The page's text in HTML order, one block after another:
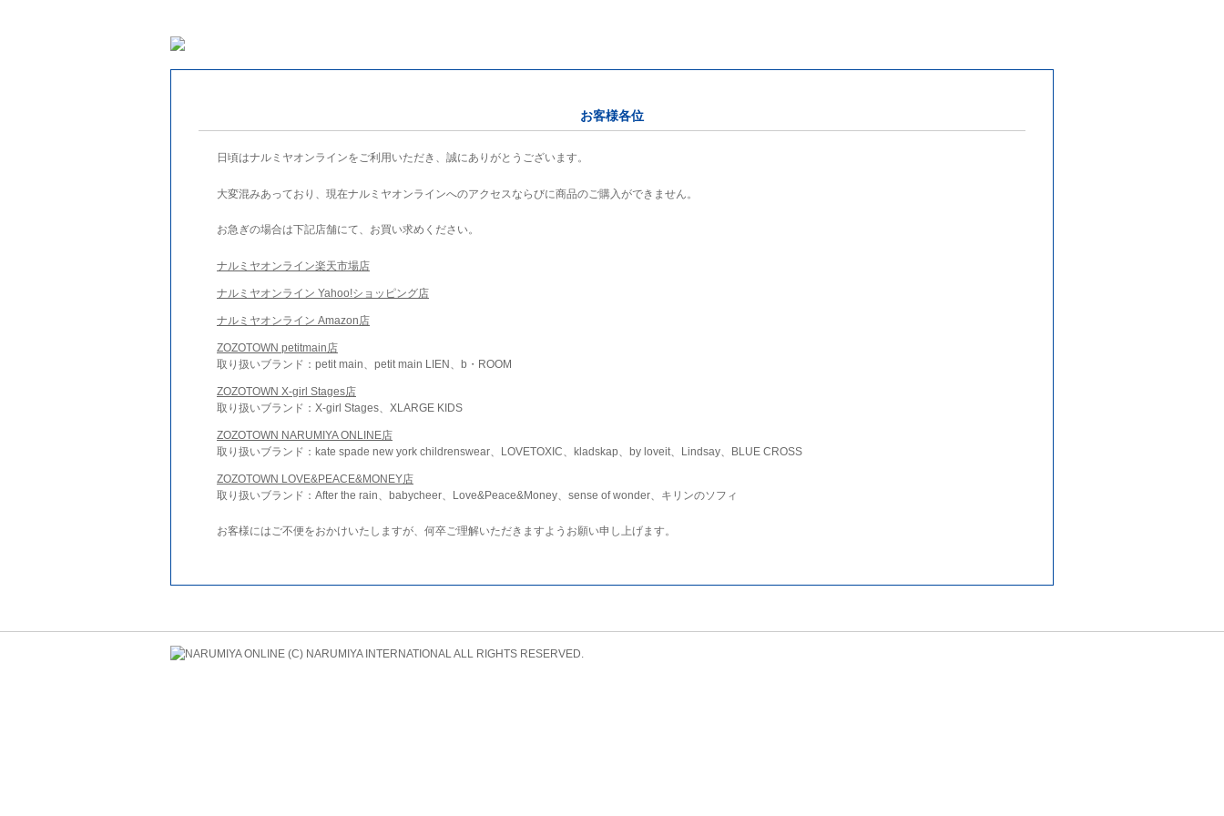
お客様各位
日頃はナルミヤオンラインをご利用いただき、誠にありがとうございます。
大変混みあっており、現在ナルミヤオンラインへのアクセスならびに商品のご購入ができません。
お急ぎの場合は下記店舗にて、お買い求めください。
ナルミヤオンライン楽天市場店
ナルミヤオンライン Yahoo!ショッピング店
ナルミヤオンライン Amazon店
ZOZOTOWN petitmain店
取り扱いブランド：petit main、petit main LIEN、b・ROOM
ZOZOTOWN X-girl Stages店
取り扱いブランド：X-girl Stages、XLARGE KIDS
ZOZOTOWN NARUMIYA ONLINE店
取り扱いブランド：kate spade new york childrenswear、LOVETOXIC、kladskap、by loveit、Lindsay、BLUE CROSS
ZOZOTOWN LOVE&PEACE&MONEY店
取り扱いブランド：After the rain、babycheer、Love&Peace&Money、sense of wonder、キリンのソフィ
お客様にはご不便をおかけいたしますが、何卒ご理解いただきますようお願い申し上げます。